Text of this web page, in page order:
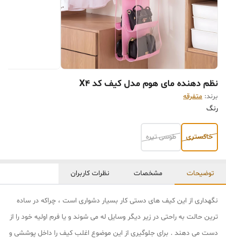
نظم دهنده مای هوم مدل کیف کد X4
برند: متفرقه
رنگ
خاکستری طوسی تیره
توضیحات مشخصات نظرات کاربران
نگهداری از این کیف های دستی کار بسیار دشواری است ، چراکه در ساده
ترین حالت به راحتی در زیر دیگر وسایل له می شوند و یا فرم اولیه خود را از
دست می دهند . برای جلوگیری از این موضوع اغلب کیف را داخل پوششی و